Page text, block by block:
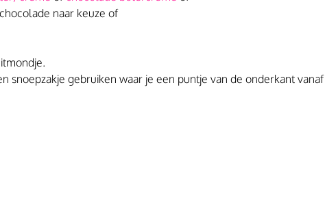
naar keuze of
snoepzakje gebruiken waar je een puntje van de onderkant vanaf